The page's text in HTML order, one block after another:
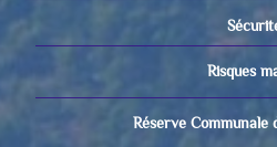
Risques
Réserve Communale